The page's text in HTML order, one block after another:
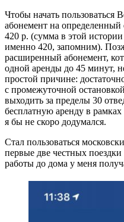
Чтобы начать пользоваться
абонемент на
420 р. (сумма в этой
именно 420, запомним).
расширенный абонемент,
одной аренды до 45 минут,
простой причине:
с промежуточной
выходить за пределы 30
бесплатную аренду в
я бы не скоро додумался.
Стал пользоваться
первые две честных
работы до дома у меня